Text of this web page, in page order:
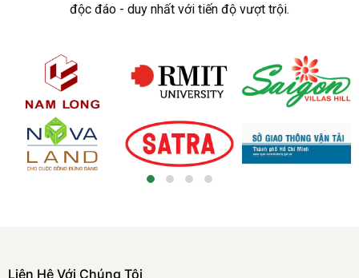
độc đáo - duy nhất với tiến độ vượt trội.
Liên Hệ Với Chúng Tôi